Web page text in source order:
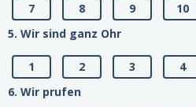
7 8 9
10
5. Wir sind ganz Ohr
1 2 3 4
6. Wir prufen